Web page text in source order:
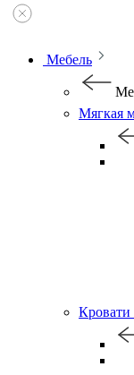
Мебель
Мягкая
Кровати